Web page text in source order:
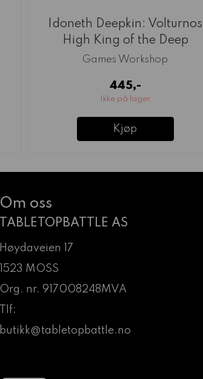
Idoneth Deepkin: Volturnos
High King of the Deep
Games Workshop
445,-
Ikke på lager
Kjøp
Om oss
TABLETOPBATTLE AS
Høydaveien 17
1523 MOSS
Org. nr. 917008248MVA
Tlf:
butikk@tabletopbattle.no